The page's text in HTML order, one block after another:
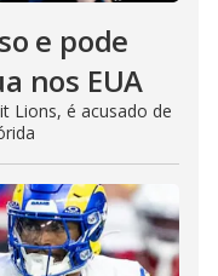
e pode
nos EUA
Lions, é acusado de